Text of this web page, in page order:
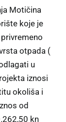
Motičina
koje je
otpada (
u
iznosi
okoliša i
od
kn